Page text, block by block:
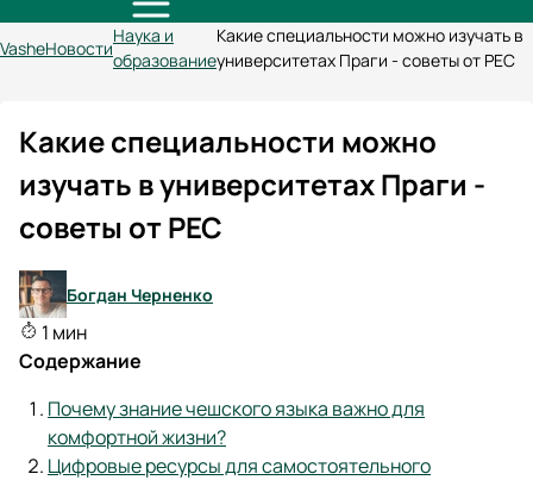
VasheНовости
Наука и
образование
Какие специальности можно изучать в
университетах Праги - советы от PEC
Какие специальности можно
изучать в университетах Праги -
советы от PEC
Богдан Черненко
1 мин
Содержание
Почему знание чешского языка важно для
комфортной жизни?
Цифровые ресурсы для самостоятельного